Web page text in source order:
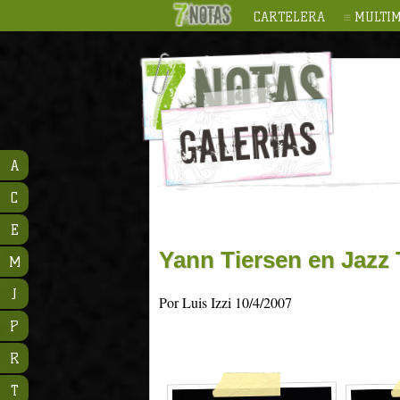
CARTELERA
Yann Tiersen en Jazz
Por Luis Izzi 10/4/2007
A
C
E
M
J
P
R
T